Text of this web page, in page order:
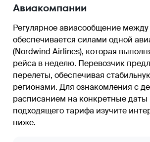
Авиакомпании
Регулярное авиасообщение
обеспечивается силами одной
(Nordwind Airlines), которая
рейса в неделю. Перевозчик
перелеты, обеспечивая
регионами. Для ознакомления с
расписанием на конкретные даты
подходящего тарифа изучите
ниже.